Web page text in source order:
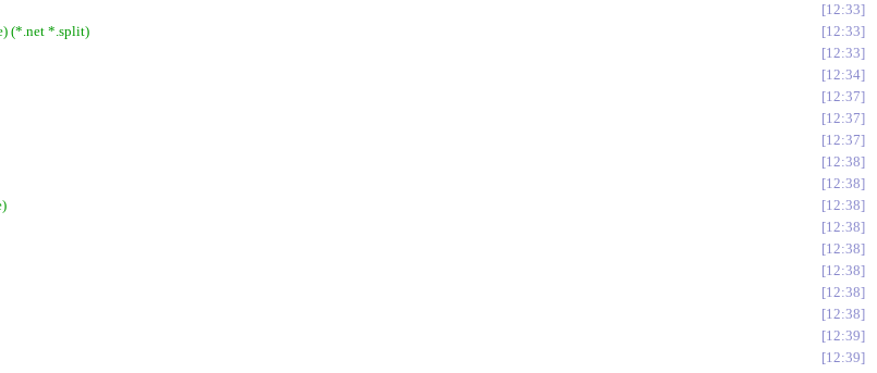
12:33
(*.net *.split)
12:33
12:33
12:34
12:37
12:37
12:37
12:38
12:38
12:38
12:38
12:38
12:38
12:38
12:38
12:39
12:39